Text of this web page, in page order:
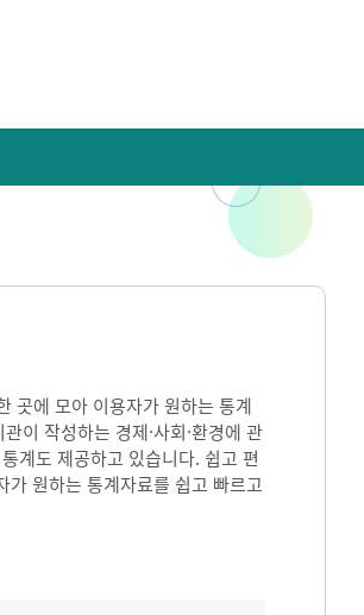
에 모아 이용자가 원하는 통계
이 작성하는 경제·사회·환경에 관
계도 제공하고 있습니다. 쉽고 편
원하는 통계자료를 쉽고 빠르고